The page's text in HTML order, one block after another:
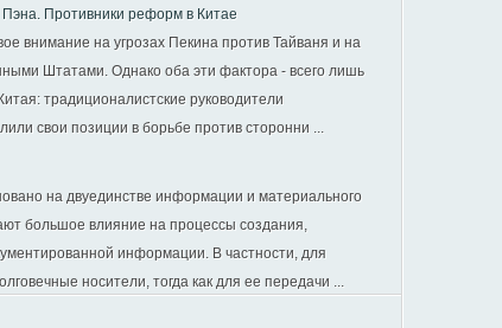
Противники реформ в Китае
внимание на угрозах Пекина против Тайваня и на
Штатами. Однако оба эти фактора - всего лишь
традиционалистские руководители
свои позиции в борьбе против сторонни ...
на двуединстве информации и материального
большое влияние на процессы создания,
информации. В частности, для
носители, тогда как для ее передачи ...